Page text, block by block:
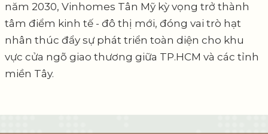
năm 2030, Vinhomes Tân Mỹ kỳ vọng trở thành
tâm điểm kinh tế - đô thị mới, đóng vai trò hạt
nhân thúc đẩy sự phát triển toàn diện cho khu
vực cửa ngõ giao thương giữa TP.HCM và các tỉnh
miền Tây.